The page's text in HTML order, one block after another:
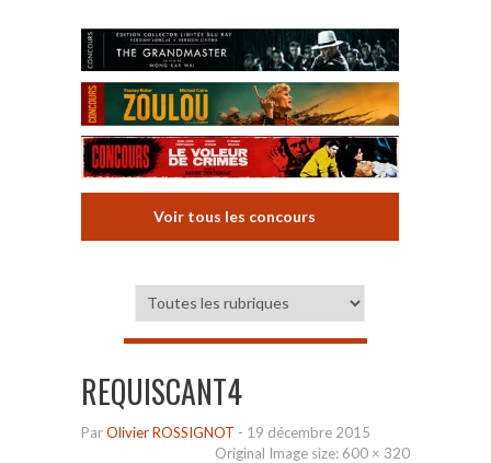
Voir tous les concours
REQUISCANT4
ParOlivier ROSSIGNOT - 19 décembre 2015
Original Image size: 600 × 320